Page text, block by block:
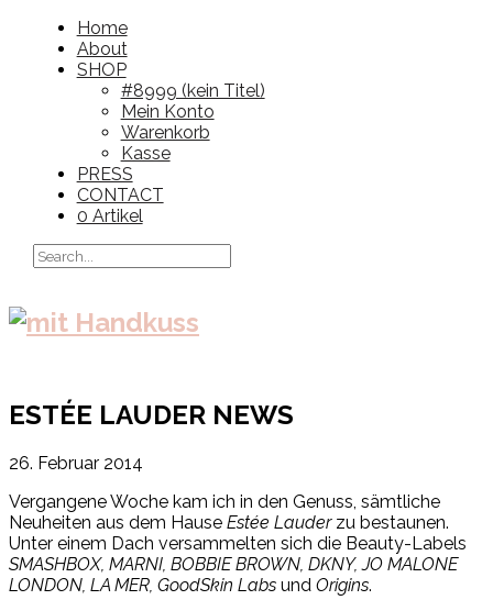
Home
About
SHOP
#8999 (kein Titel)
Mein Konto
Warenkorb
Kasse
PRESS
CONTACT
0 Artikel
ESTÉE LAUDER NEWS
26. Februar 2014
Vergangene Woche kam ich in den Genuss, sämtliche
Neuheiten aus dem Hause Estée Lauderzu bestaunen.
Unter einem Dach versammelten sich die Beauty-Labels
SMASHBOX, MARNI, BOBBIE BROWN, DKNY, JO MALONE
LONDON, LA MER, GoodSkin Labs und Origins.